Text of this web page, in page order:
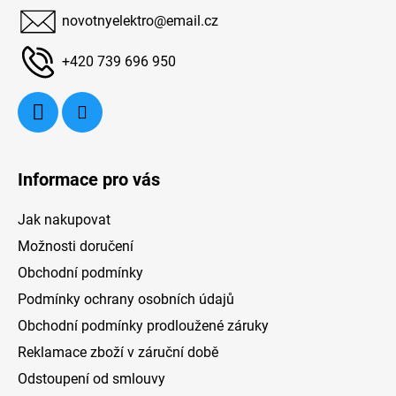
prodlouženou 10letou záruku.
novotnyelektro@email.cz
+420 739 696 950
Informace pro vás
Jak nakupovat
Možnosti doručení
Obchodní podmínky
Podmínky ochrany osobních údajů
Obchodní podmínky prodloužené záruky
Reklamace zboží v záruční době
Odstoupení od smlouvy